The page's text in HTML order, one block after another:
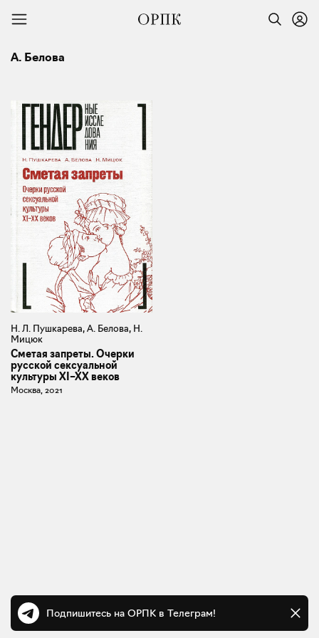
А. Белова
Н. Л. Пушкарева, А. Белова, Н.
Мицюк
Сметая запреты. Очерки
русской сексуальной
культуры XI–XX веков
Москва, 2021
Подпишитесь на ОРПК в Телеграм!